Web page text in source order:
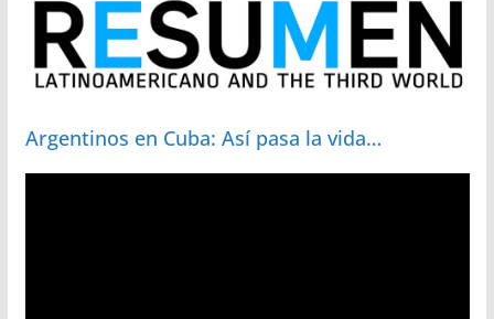
Argentinos en Cuba: Así pasa la vida…